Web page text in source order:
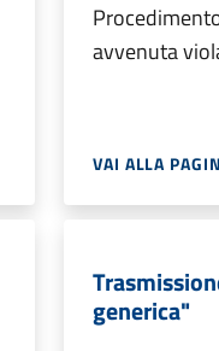
avvenuta
VAI ALLA
generica"